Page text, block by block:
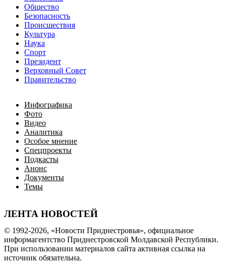
Общество
Безопасность
Происшествия
Культура
Наука
Спорт
Президент
Верховный Совет
Правительство
Инфографика
Фото
Видео
Аналитика
Особое мнение
Спецпроекты
Подкасты
Анонс
Документы
Темы
ЛЕНТА НОВОСТЕЙ
© 1992-2026, «Новости Приднестровья», официальное
информагентство Приднестровской Молдавской Республики.
При использовании материалов сайта активная ссылка на
источник обязательна.